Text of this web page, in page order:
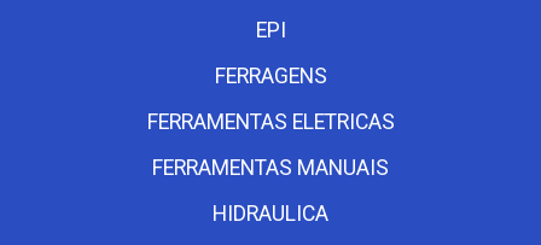
EPI
FERRAGENS
FERRAMENTAS ELETRICAS
FERRAMENTAS MANUAIS
HIDRAULICA